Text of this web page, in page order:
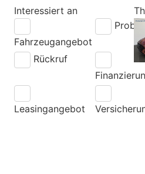
Interessiert an
Fahrzeugangebot
Rückruf
Leasingangebot